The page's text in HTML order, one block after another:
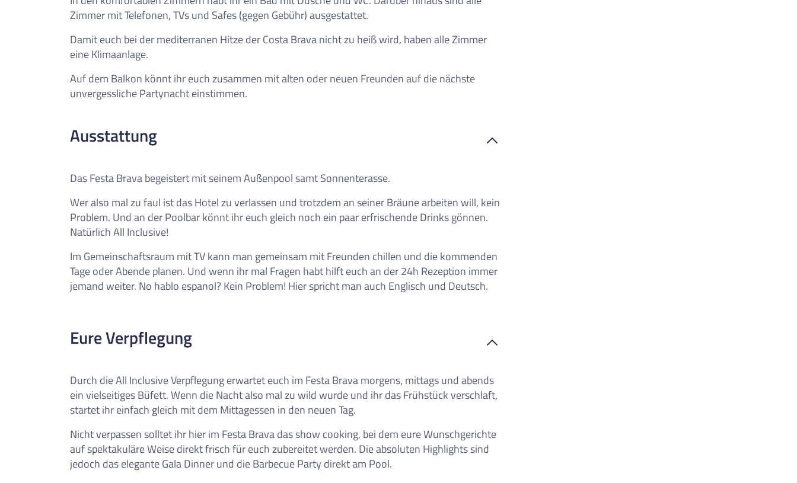
Zimmer mit Telefonen, TVs und Safes (gegen Gebühr) ausgestattet.
Damit euch bei der mediterranen Hitze der Costa Brava nicht zu heiß wird, haben alle Zimmer
eine Klimaanlage.
Auf dem Balkon könnt ihr euch zusammen mit alten oder neuen Freunden auf die nächste
unvergessliche Partynacht einstimmen.
Ausstattung
Das Festa Brava begeistert mit seinem Außenpool samt Sonnenterasse.
Wer also mal zu faul ist das Hotel zu verlassen und trotzdem an seiner Bräune arbeiten will, kein
Problem. Und an der Poolbar könnt ihr euch gleich noch ein paar erfrischende Drinks gönnen.
Natürlich All Inclusive!
Im Gemeinschaftsraum mit TV kann man gemeinsam mit Freunden chillen und die kommenden
Tage oder Abende planen. Und wenn ihr mal Fragen habt hilft euch an der 24h Rezeption immer
jemand weiter. No hablo espanol? Kein Problem! Hier spricht man auch Englisch und Deutsch.
Eure Verpflegung
Durch die All Inclusive Verpflegung erwartet euch im Festa Brava morgens, mittags und abends
ein vielseitiges Büfett. Wenn die Nacht also mal zu wild wurde und ihr das Frühstück verschlaft,
startet ihr einfach gleich mit dem Mittagessen in den neuen Tag.
Nicht verpassen solltet ihr hier im Festa Brava das show cooking, bei dem eure Wunschgerichte
auf spektakuläre Weise direkt frisch für euch zubereitet werden. Die absoluten Highlights sind
jedoch das elegante Gala Dinner und die Barbecue Party direkt am Pool.